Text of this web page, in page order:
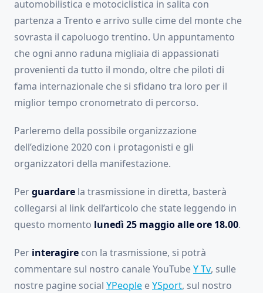
automobilistica e motociclistica in salita con
partenza a Trento e arrivo sulle cime del monte che
sovrasta il capoluogo trentino. Un appuntamento
che ogni anno raduna migliaia di appassionati
provenienti da tutto il mondo, oltre che piloti di
fama internazionale che si sfidano tra loro per il
miglior tempo cronometrato di percorso.
Parleremo della possibile organizzazione
dell’edizione 2020 con i protagonisti e gli
organizzatori della manifestazione.
Perguardare la trasmissione in diretta, basterà
collegarsi al link dell’articolo che state leggendo in
questo momento lunedì 25 maggio alle ore 18.00.
Per interagire con la trasmissione, si potrà
commentare sul nostro canale YouTubeY Tv, sulle
nostre pagine social YPeople eYSport, sul nostro